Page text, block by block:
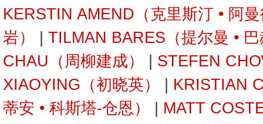
KERSTIN AMEND（克里斯汀 • 阿
岩）
TILMAN BARES（提尔曼 •
CHAU（周柳建成）
STEFEN
XIAOYING（初晓英）
KRISTIAN
蒂安 • 科斯塔-仓恩）
MATT